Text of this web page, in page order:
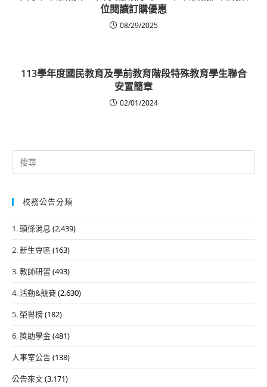
位閱讀訂購優惠
08/29/2025
113學年度國民教育及學前教育階段特殊教育學生聯合
安置簡章
02/01/2024
Search
for:
校務公告分類
1. 頭條消息 (2,439)
2. 新生專區 (163)
3. 教師研習 (493)
4. 活動&競賽(2,630)
5. 榮譽榜(182)
6. 獎助學金(481)
人事室公告(138)
公告來文(3,171)